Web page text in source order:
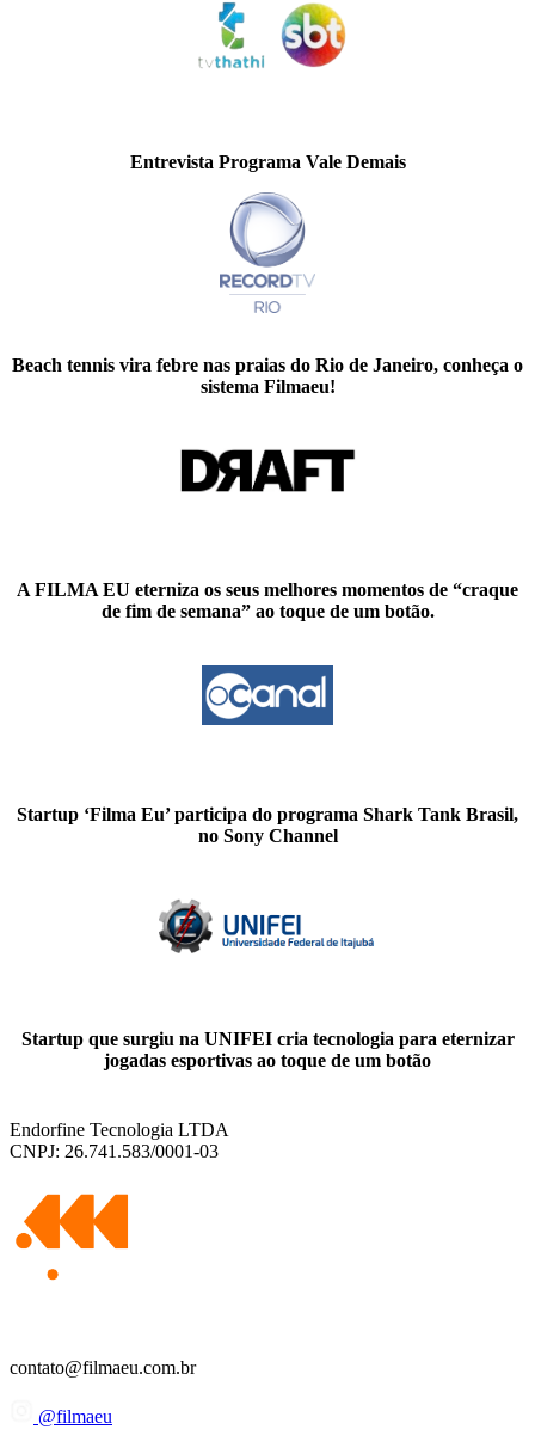
Entrevista Programa Vale Demais
Beach tennis vira febre nas praias do Rio de Janeiro, conheça o
sistema Filmaeu!
A FILMA EU eterniza os seus melhores momentos de “craque
de fim de semana” ao toque de um botão.
Startup ‘Filma Eu’ participa do programa Shark Tank Brasil,
no Sony Channel
Startup que surgiu na UNIFEI cria tecnologia para eternizar
jogadas esportivas ao toque de um botão
Endorfine Tecnologia LTDA
CNPJ: 26.741.583/0001-03
contato@filmaeu.com.br
@filmaeu